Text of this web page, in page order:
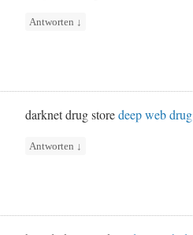
Antworten ↓
darknet drug storedeep web
Antworten ↓